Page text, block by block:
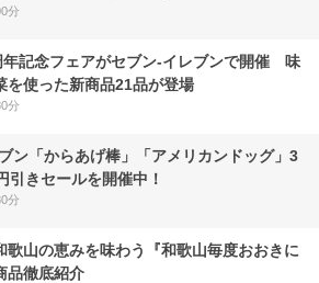
分
年記念フェアがセブン-イレブンで開催 味
を使った新商品21品が登場
分
ン「からあげ棒」「アメリカンドッグ」3
引きセールを開催中！
分
歌山の恵みを味わう『和歌山毎度おおきに
品徹底紹介